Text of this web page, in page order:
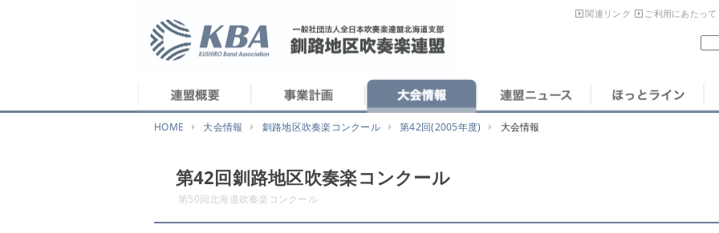
関連リンク ご利用にあたって
HOME 大会情報 釧路地区吹奏楽コンクール 第42回(2005年度) 大会情報
第42回釧路地区吹奏楽コンクール
第50回北海道吹奏楽コンクール